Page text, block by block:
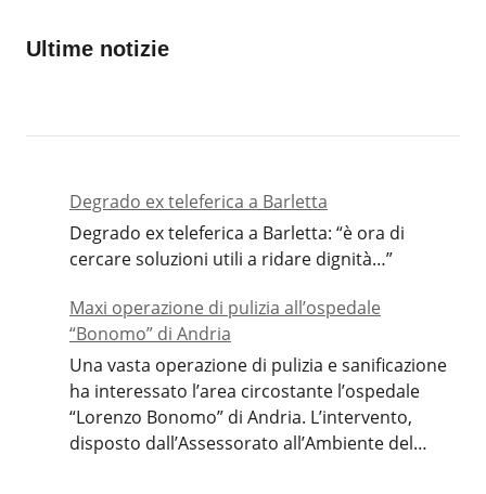
Ultime notizie
Degrado ex teleferica a Barletta
Degrado ex teleferica a Barletta: “è ora di
cercare soluzioni utili a ridare dignità…”
Maxi operazione di pulizia all’ospedale
“Bonomo” di Andria
Una vasta operazione di pulizia e sanificazione
ha interessato l’area circostante l’ospedale
“Lorenzo Bonomo” di Andria. L’intervento,
disposto dall’Assessorato all’Ambiente del